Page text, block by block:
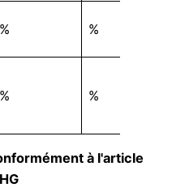
% %
% %
à l'article